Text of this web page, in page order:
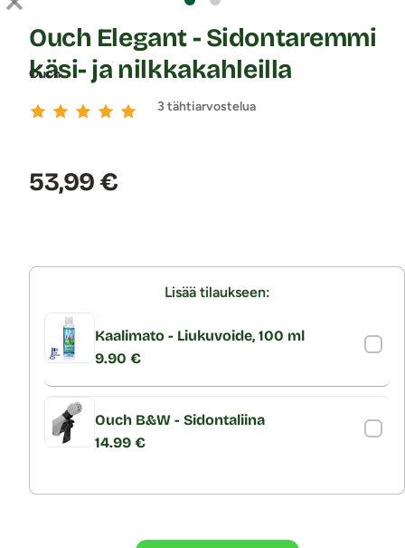
Ouch
Ouch Elegant - Sidontaremmi
käsi- ja nilkkakahleilla
3 tähtiarvostelua
Hinta:
53,99 €
Lisää tilaukseen:
Kaalimato - Liukuvoide, 100 ml
9.90 €
Ouch B&W - Sidontaliina
14.99 €